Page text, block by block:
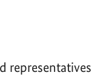
representatives